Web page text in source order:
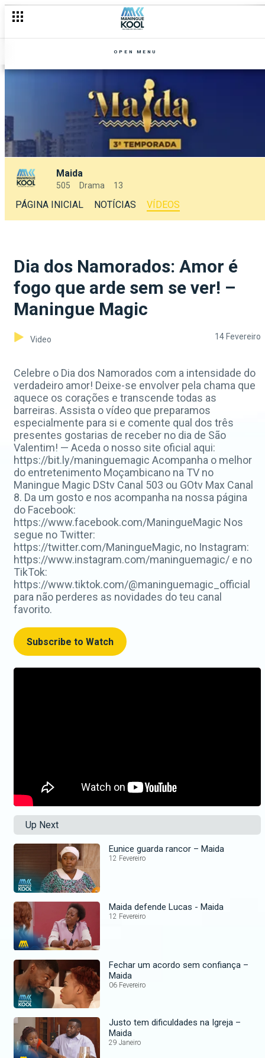
OPEN MENU
Maida
505 Drama 13
PÁGINA INICIAL NOTÍCIAS VÍDEOS
Dia dos Namorados: Amor é
fogo que arde sem se ver! –
Maningue Magic
Video 14 Fevereiro
Celebre o Dia dos Namorados com a intensidade do
verdadeiro amor! Deixe-se envolver pela chama que
aquece os corações e transcende todas as
barreiras. Assista o vídeo que preparamos
especialmente para si e comente qual dos três
presentes gostarias de receber no dia de São
Valentim! — Aceda o nosso site oficial aqui:
https://bit.ly/maninguemagic Acompanha o melhor
do entretenimento Moçambicano na TV no
Maningue Magic DStv Canal 503 ou GOtv Max Canal
8. Da um gosto e nos acompanha na nossa página
do Facebook:
https://www.facebook.com/ManingueMagic Nos
segue no Twitter:
https://twitter.com/ManingueMagic, no Instagram:
https://www.instagram.com/maninguemagic/ e no
TikTok:
https://www.tiktok.com/@maninguemagic_official
para não perderes as novidades do teu canal
favorito.
Subscribe to Watch
Up Next
Eunice guarda rancor – Maida
12 Fevereiro
Maida defende Lucas - Maida
12 Fevereiro
Fechar um acordo sem confiança –
Maida
06 Fevereiro
Justo tem dificuldades na Igreja –
Maida
29 Janeiro